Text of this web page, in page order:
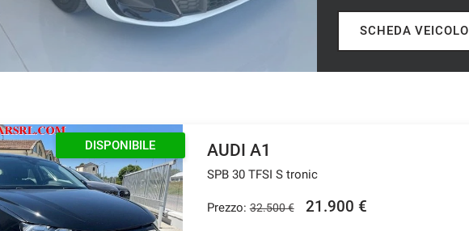
SCHEDA VEICOLO
DISPONIBILE AUDI A1
SPB 30 TFSI S tronic
Prezzo: 32.500 € 21.900 €